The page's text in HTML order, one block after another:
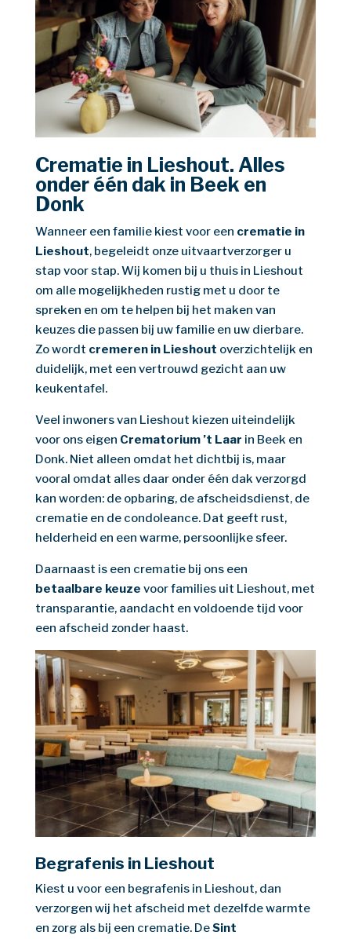
Crematie in Lieshout. Alles
onder één dak in Beek en
Donk
Wanneer een familie kiest voor een crematie in
Lieshout, begeleidt onze uitvaartverzorger u
stap voor stap. Wij komen bij u thuis in Lieshout
om alle mogelijkheden rustig met u door te
spreken en om te helpen bij het maken van
keuzes die passen bij uw familie en uw dierbare.
Zo wordt cremeren in Lieshout overzichtelijk en
duidelijk, met een vertrouwd gezicht aan uw
keukentafel.
Veel inwoners van Lieshout kiezen uiteindelijk
voor ons eigen Crematorium ’t Laar in Beek en
Donk. Niet alleen omdat het dichtbij is, maar
vooral omdat alles daar onder één dak verzorgd
kan worden: de opbaring, de afscheidsdienst, de
crematie en de condoleance. Dat geeft rust,
helderheid en een warme, persoonlijke sfeer.
Daarnaast is een crematie bij ons een
betaalbare keuze voor families uit Lieshout, met
transparantie, aandacht en voldoende tijd voor
een afscheid zonder haast.
Begrafenis in Lieshout
Kiest u voor een begrafenis in Lieshout, dan
verzorgen wij het afscheid met dezelfde warmte
en zorg als bij een crematie. DeSint